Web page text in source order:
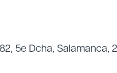
5e Dcha, Salamanca,